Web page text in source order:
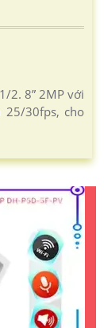
2. 8” 2MP với
25/30fps, cho